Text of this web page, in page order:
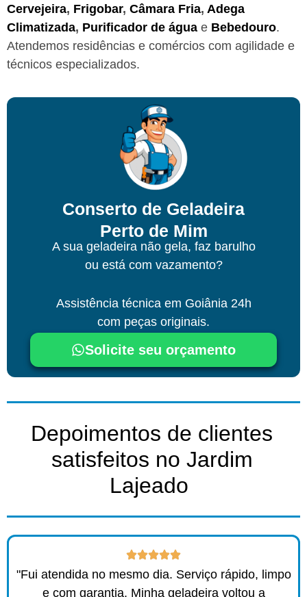
Cervejeira, Frigobar, Câmara Fria, Adega
Climatizada, Purificador de água e Bebedouro.
Atendemos residências e comércios com agilidade e
técnicos especializados.
Conserto de Geladeira
Perto de Mim
A sua geladeira não gela, faz barulho
ou está com vazamento?
Assistência técnica em Goiânia24h
com peças originais.
Solicite seu orçamento
Depoimentos de clientes
satisfeitos no Jardim
Lajeado ​
"Fui atendida no mesmo dia. Serviço rápido, limpo
e com garantia. Minha geladeira voltou a